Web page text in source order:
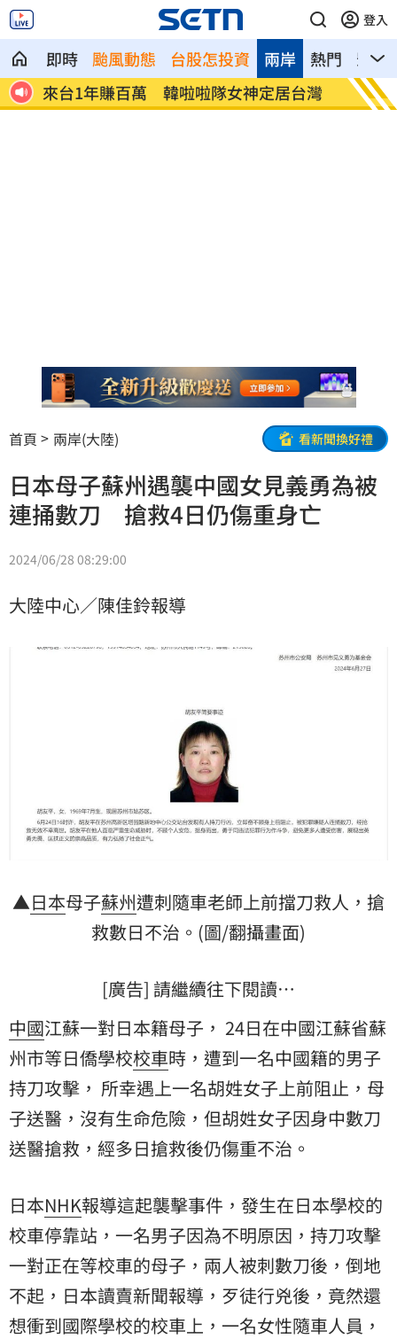
登入
即時 颱風動態 台股怎投資 熱門 影音
兩岸
來台1年賺百萬 韓啦啦隊女神定居台灣
石崇
首頁 兩岸(大陸) 看新聞換好禮
日本母子蘇州遇襲中國女見義勇為被
連捅數刀 搶救4日仍傷重身亡
2024/06/28 08:29:00
大陸中心／陳佳鈴報導
▲日本母子蘇州遭刺隨車老師上前擋刀救人，搶
救數日不治。(圖/翻攝畫面)
[廣告] 請繼續往下閱讀…
中國江蘇一對日本籍母子， 24日在中國江蘇省蘇
州市等日僑學校校車時，遭到一名中國籍的男子
持刀攻擊， 所幸遇上一名胡姓女子上前阻止，母
子送醫，沒有生命危險，但胡姓女子因身中數刀
送醫搶救，經多日搶救後仍傷重不治。
日本NHK報導這起襲擊事件，發生在日本學校的
校車停靠站，一名男子因為不明原因，持刀攻擊
一對正在等校車的母子，兩人被刺數刀後，倒地
不起，日本讀賣新聞報導，歹徒行兇後，竟然還
想衝到國際學校的校車上，一名女性隨車人員，